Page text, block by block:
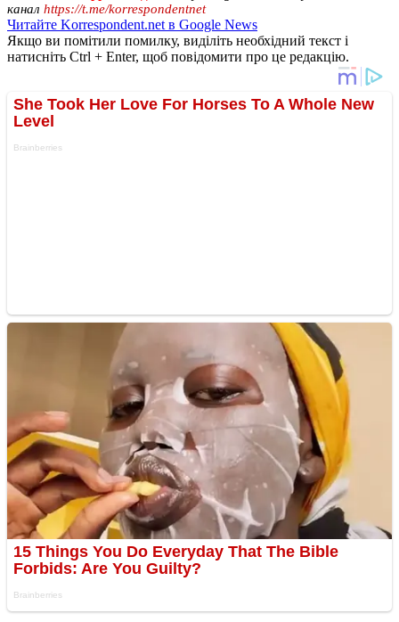
канал https://t.me/korrespondentnet
Читайте Korrespondent.net в Google News
Якщо ви помітили помилку, виділіть необхідний текст і
натисніть Ctrl + Enter, щоб повідомити про це редакцію.